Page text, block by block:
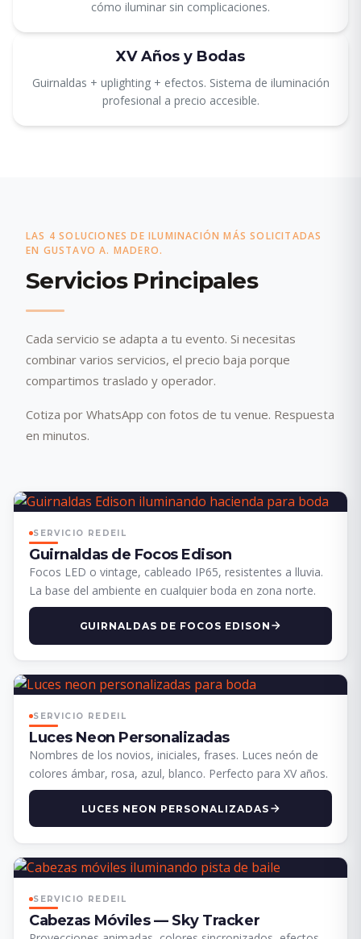
cómo iluminar sin complicaciones.
XV Años y Bodas
Guirnaldas + uplighting + efectos. Sistema de iluminación
profesional a precio accesible.
LAS 4 SOLUCIONES DE ILUMINACIÓN MÁS SOLICITADAS
EN GUSTAVO A. MADERO.
Servicios Principales
Cada servicio se adapta a tu evento. Si necesitas
combinar varios servicios, el precio baja porque
compartimos traslado y operador.
Cotiza por WhatsApp con fotos de tu venue. Respuesta
en minutos.
SERVICIO REDEIL
Guirnaldas de Focos Edison
Focos LED o vintage, cableado IP65, resistentes a lluvia.
La base del ambiente en cualquier boda en zona norte.
GUIRNALDAS DE FOCOS EDISON
SERVICIO REDEIL
Luces Neon Personalizadas
Nombres de los novios, iniciales, frases. Luces neón de
colores ámbar, rosa, azul, blanco. Perfecto para XV años.
LUCES NEON PERSONALIZADAS
SERVICIO REDEIL
Cabezas Móviles — Sky Tracker